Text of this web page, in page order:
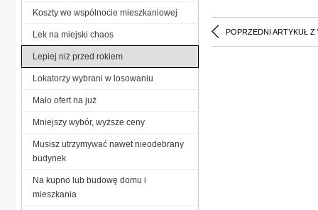
POPRZEDNI ARTYKUŁ Z
Koszty we wspólnocie mieszkaniowej
Lek na miejski chaos
Lepiej niż przed rokiem
Lokatorzy wybrani w losowaniu
Mało ofert na już
Mniejszy wybór, wyższe ceny
Musisz utrzymywać nawet nieodebrany
budynek
Na kupno lub budowę domu i
mieszkania